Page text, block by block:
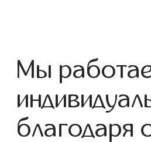
Мы
благодаря